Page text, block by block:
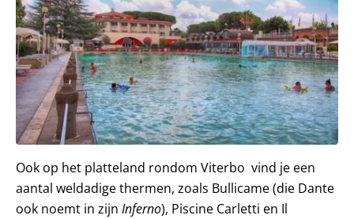
Ook op het platteland rondom Viterbo vind je een
aantal weldadige thermen, zoals Bullicame (die Dante
ook noemt in zijn Inferno), Piscine Carletti en Il